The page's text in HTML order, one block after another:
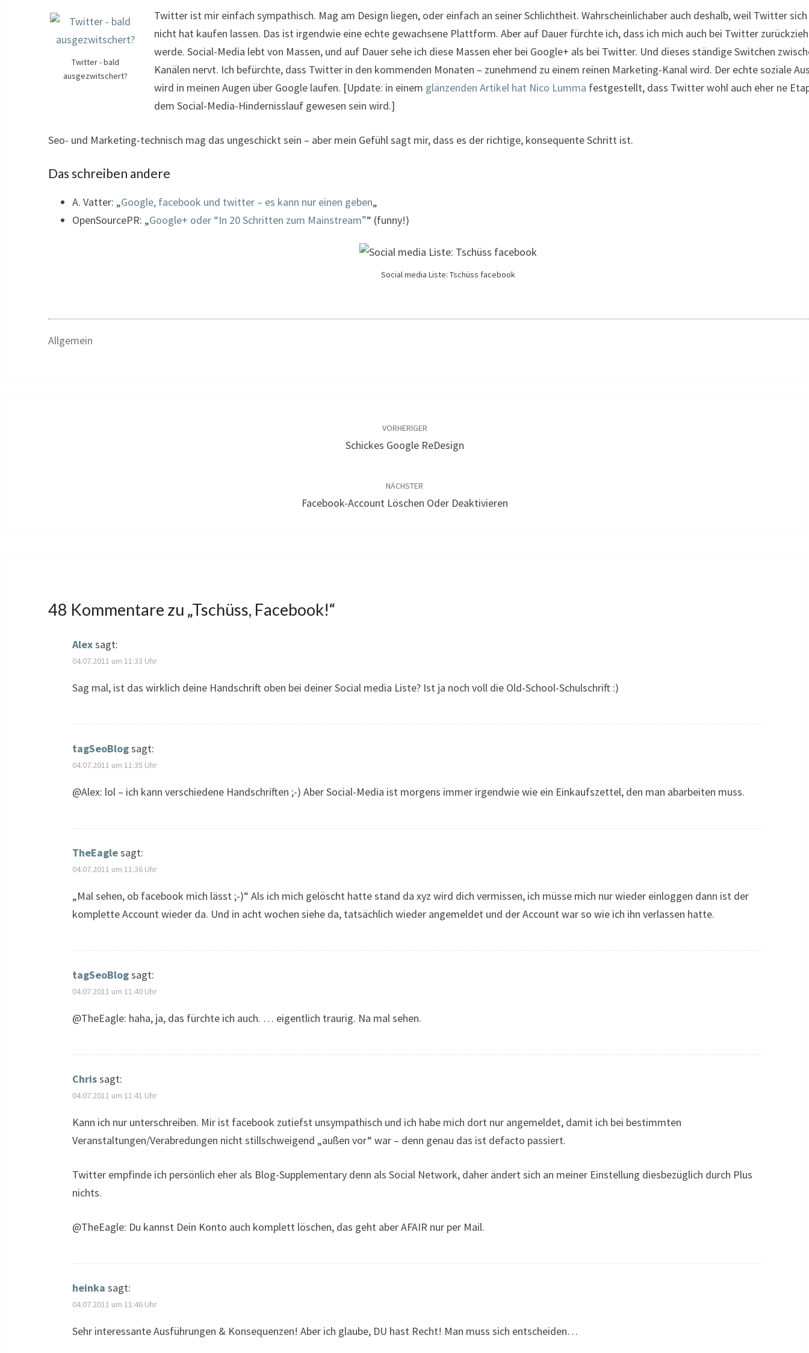
Twitter - bald
ausgezwitschert?
Twitter ist mir einfach sympathisch. Mag am Design liegen, oder einfach an seiner Schlichtheit. Wahrscheinlichaber auch deshalb, weil Twitter
nicht hat kaufen lassen. Das ist irgendwie eine echte gewachsene Plattform. Aber auf Dauer fürchte ich, dass ich mich auch bei Twitter
werde. Social-Media lebt von Massen, und auf Dauer sehe ich diese Massen eher bei Google+ als bei Twitter. Und dieses ständige Switchen
Kanälen nervt. Ich befürchte, dass Twitter in den kommenden Monaten – zunehmend zu einem reinen Marketing-Kanal wird. Der echte soziale
wird in meinen Augen über Google laufen. [Update: in einem glänzenden Artikel hat Nico Lumma festgestellt, dass Twitter wohl auch eher ne
dem Social-Media-Hindernisslauf gewesen sein wird.]
Seo- und Marketing-technisch mag das ungeschickt sein – aber mein Gefühl sagt mir, dass es der richtige, konsequente Schritt ist.
Das schreiben andere
A. Vatter: „Google, facebook und twitter – es kann nur einen geben„
OpenSourcePR: „Google+ oder “In 20 Schritten zum Mainstream”“ (funny!)
Social media Liste: Tschüss facebook
Allgemein
VORHERIGER
Schickes Google ReDesign
NÄCHSTER
Facebook-Account Löschen Oder Deaktivieren
48 Kommentare zu „Tschüss, Facebook!“
Alexsagt:
04.07.2011 um 11:33 Uhr
Sag mal, ist das wirklich deine Handschrift oben bei deiner Social media Liste? Ist ja noch voll die Old-School-Schulschrift :)
tagSeoBlogsagt:
04.07.2011 um 11:35 Uhr
@Alex: lol – ich kann verschiedene Handschriften ;-) Aber Social-Media ist morgens immer irgendwie wie ein Einkaufszettel, den man abarbeiten muss.
TheEaglesagt:
04.07.2011 um 11:36 Uhr
„Mal sehen, ob facebook mich lässt ;-)“ Als ich mich gelöscht hatte stand da xyz wird dich vermissen, ich müsse mich nur wieder einloggen dann ist der
komplette Account wieder da. Und in acht wochen siehe da, tatsächlich wieder angemeldet und der Account war so wie ich ihn verlassen hatte.
tagSeoBlogsagt:
04.07.2011 um 11:40 Uhr
@TheEagle: haha, ja, das fürchte ich auch. … eigentlich traurig. Na mal sehen.
Chrissagt:
04.07.2011 um 11:41 Uhr
Kann ich nur unterschreiben. Mir ist facebook zutiefst unsympathisch und ich habe mich dort nur angemeldet, damit ich bei bestimmten
Veranstaltungen/Verabredungen nicht stillschweigend „außen vor“ war – denn genau das ist defacto passiert.
Twitter empfinde ich persönlich eher als Blog-Supplementary denn als Social Network, daher ändert sich an meiner Einstellung diesbezüglich durch Plus
nichts.
@TheEagle: Du kannst Dein Konto auch komplett löschen, das geht aber AFAIR nur per Mail.
heinka sagt:
04.07.2011 um 11:46 Uhr
Sehr interessante Ausführungen & Konsequenzen! Aber ich glaube, DU hast Recht! Man muss sich entscheiden…